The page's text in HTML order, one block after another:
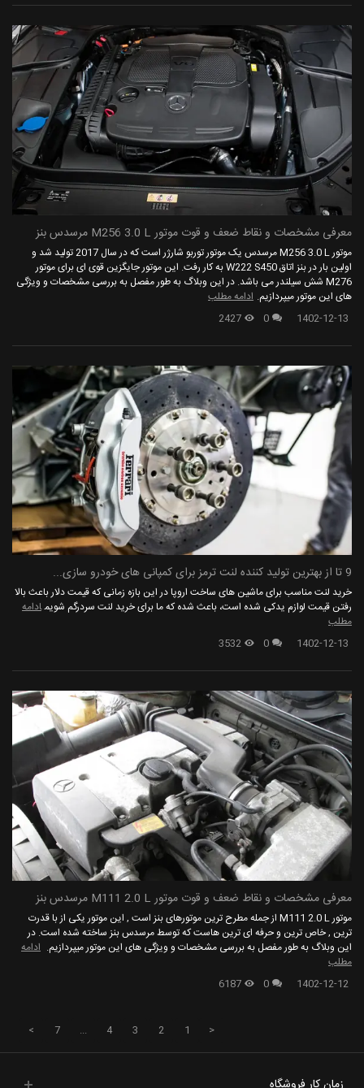
معرفی مشخصات و نقاط ضعف و قوت موتور M256 3.0 L مرسدس بنز
موتور M256 3.0 L مرسدس یک موتور توربو شارژر است که در سال 2017 تولید شد و
اولین بار در بنز اتاق W222 S450 به کار رفت. این موتور جایگزین قوی ای برای موتور
M276 شش سیلندر می باشد. در این وبلاگ به طور مفصل به بررسی مشخصات و ویژگی
های این موتور میپردازیم. ادامه مطلب
1402-12-13
0
2427
9 تا از بهترین تولید کننده لنت ترمز برای کمپانی های خودرو سازی...
خرید لنت مناسب برای ماشین های ساخت اروپا در این بازه زمانی که قیمت دلار باعث بالا
رفتن قیمت لوازم یدکی شده است، باعث شده که ما برای خرید لنت سردرگم شویم ادامه
مطلب
1402-12-13
0
3532
معرفی مشخصات و نقاط ضعف و قوت موتور M111 2.0 L مرسدس بنز
موتور M111 2.0 L از جمله مطرح ترین موتورهای بنز است , این موتور یکی از با قدرت
ترین , خاص ترین و حرفه ای ترین هاست که توسط مرسدس بنز ساخته شده است. در
این وبلاگ به طور مفصل به بررسی مشخصات و ویژگی های این موتور میپردازیم. ادامه
مطلب
1402-12-12
0
6187
<
1
2
3
4
...
7
>